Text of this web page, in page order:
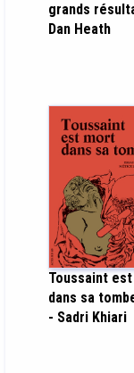
grands
Dan Heath
Toussaint
dans sa
- Sadri Khiari